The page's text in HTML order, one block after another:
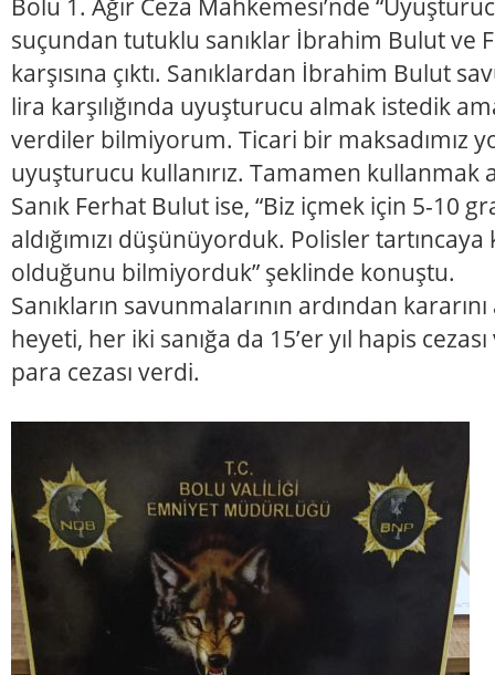
suçundan tutuklu sanıklar İbrahim Bulut ve
karşısına çıktı. Sanıklardan İbrahim Bulut
lira karşılığında uyuşturucu almak istedik
verdiler bilmiyorum. Ticari bir maksadımız
uyuşturucu kullanırız. Tamamen kullanmak
Sanık Ferhat Bulut ise, “Biz içmek için 5-10
aldığımızı düşünüyorduk. Polisler
olduğunu bilmiyorduk” şeklinde konuştu.
Sanıkların savunmalarının ardından
heyeti, her iki sanığa da 15’er yıl hapis
para cezası verdi.